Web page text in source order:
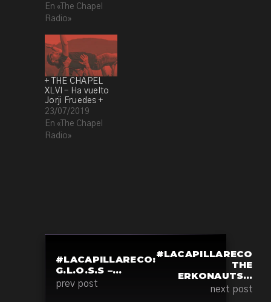
En «The Chapel
Radio»
+ THE CHAPEL
XLVI – Ha vuelto
Jorji Fruedes +
23/07/2019
En «The Chapel
Radio»
#LACAPILLARECO:
G.L.O.S.S –…
prev post
#LACAPILLARECO
THE
ERKONAUTS…
next post